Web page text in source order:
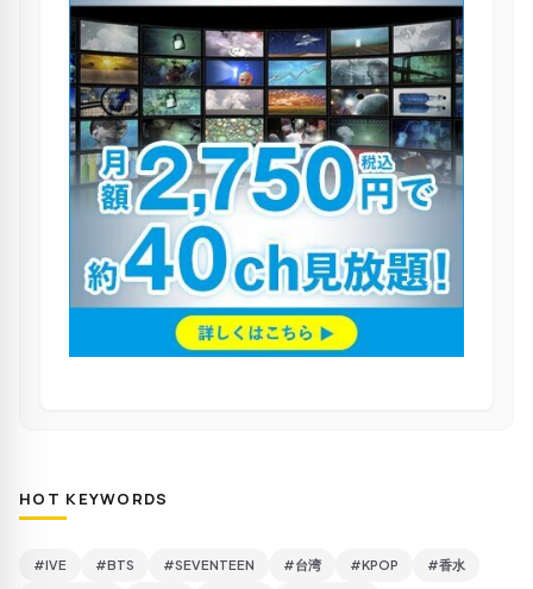
HOT KEYWORDS
#IVE #BTS #SEVENTEEN #台湾 #KPOP #香水